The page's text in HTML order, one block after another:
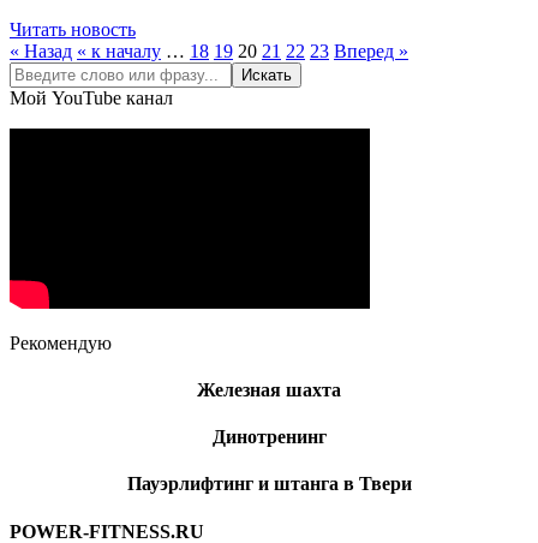
Читать новость
« Назад « к началу … 18 19 20 21 22 23 Вперед »
Мой YouTube канал
Рекомендую
Железная шахта
Динотренинг
Пауэрлифтинг и штанга в Твери
POWER-FITNESS.RU